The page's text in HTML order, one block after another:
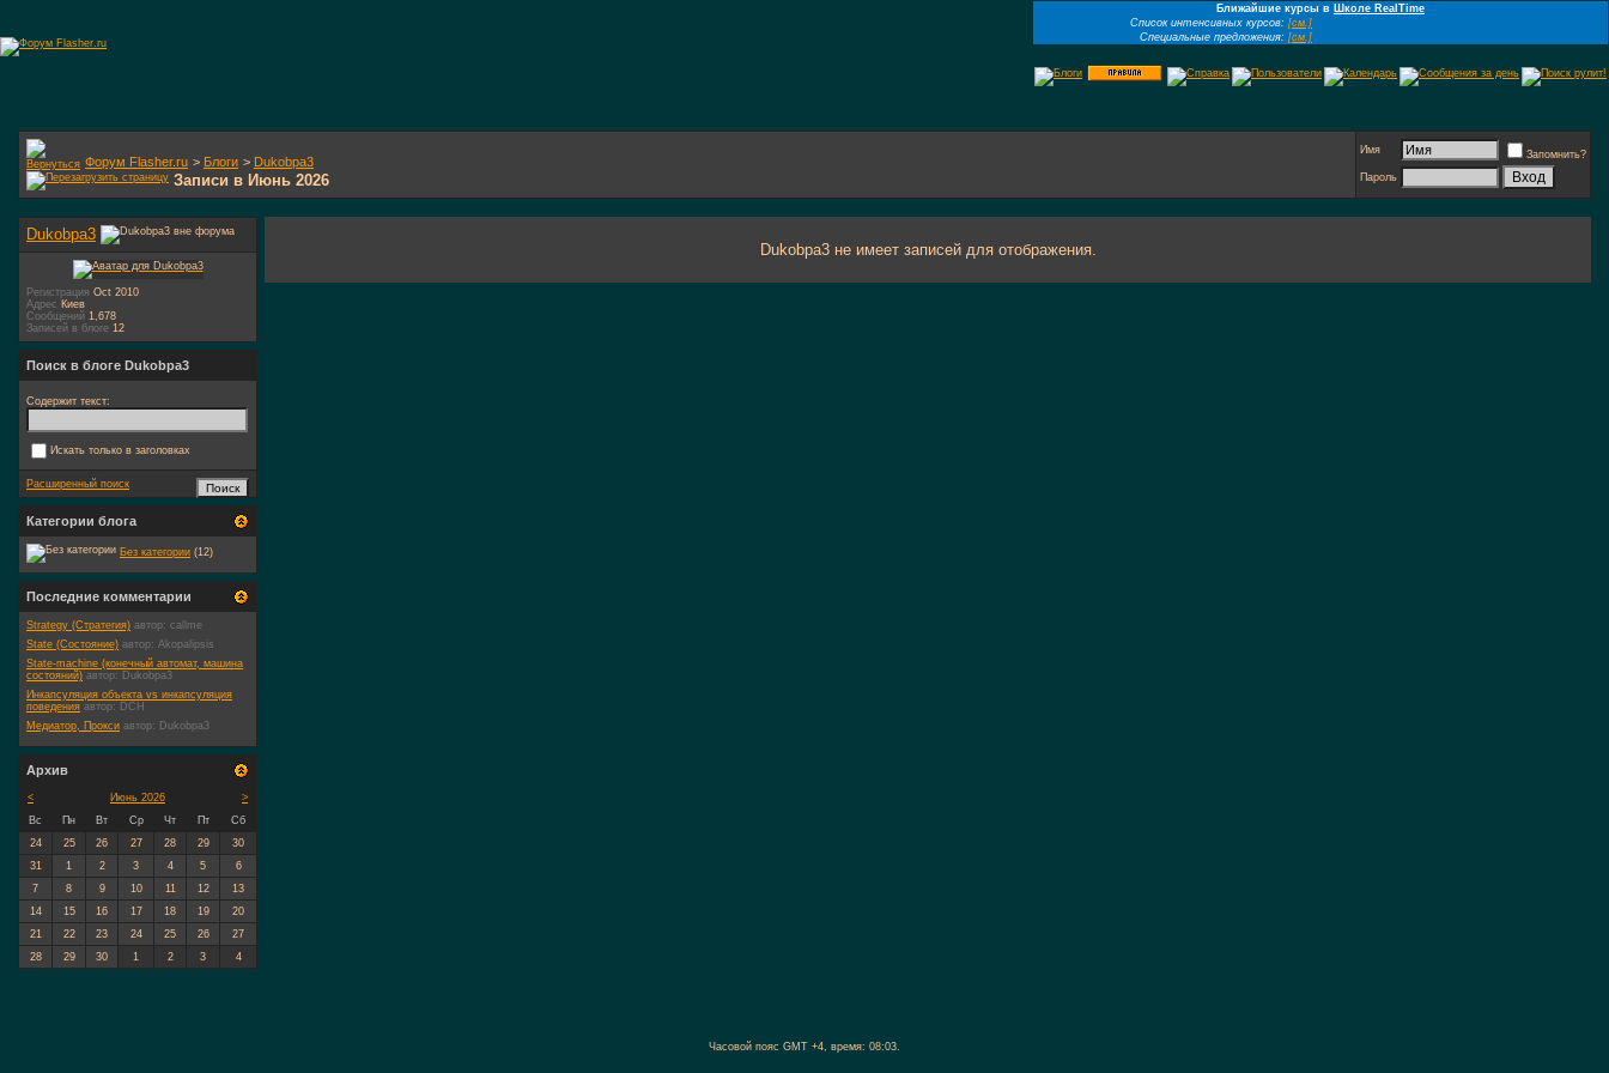
Ближайшие курсы в Школе RealTime
Список интенсивных курсов: [см.]
Специальные предложения: [см.]
Форум Flasher.ru > Блоги > Dukobpa3
Записи в Июнь 2026
Имя
Запомнить?
Пароль
Dukobpa3 не имеет записей для отображения.
Dukobpa3
Регистрация Oct 2010
Адрес Киев
Сообщений 1,678
Записей в блоге 12
Поиск в блоге Dukobpa3
Содержит текст:
Искать только в заголовках
Расширенный поиск
Категории блога
Без категории (12)
Последние комментарии
Strategy (Стратегия) автор: callme
State (Состояние) автор: Akopalipsis
State-machine (конечный автомат, машина
состояний) автор: Dukobpa3
Инкапсуляция объекта vs инкапсуляция
поведения автор: DCH
Медиатор, Прокси автор: Dukobpa3
Архив
< >
Июнь 2026
Вс
Пн Вт Ср Чт Пт
Сб
24
25 26 27 28 29
30
31
1 2 3 4 5
6
7
8 9 10 11 12
13
14
15 16 17 18 19
20
21
22 23 24 25 26
27
28
29 30 1 2 3 4
Часовой пояс GMT +4, время: 08:03.